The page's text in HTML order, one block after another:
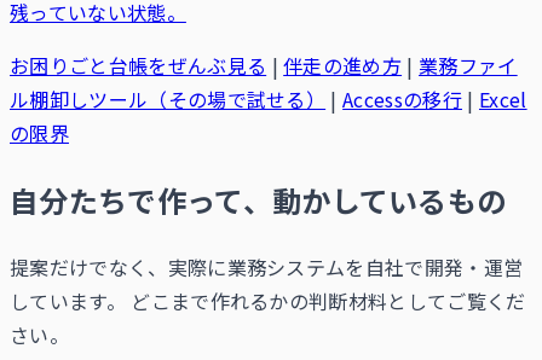
残っていない状態。
お困りごと台帳をぜんぶ見る | 伴走の進め方 | 業務ファイ
ル棚卸しツール（その場で試せる）
| Accessの移行 | Excel
の限界
自分たちで作って、動かしているもの
提案だけでなく、実際に業務システムを自社で開発・運営
しています。 どこまで作れるかの判断材料としてご覧くだ
さい。